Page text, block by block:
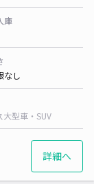
庫
なし
大型車・SUV
詳細へ